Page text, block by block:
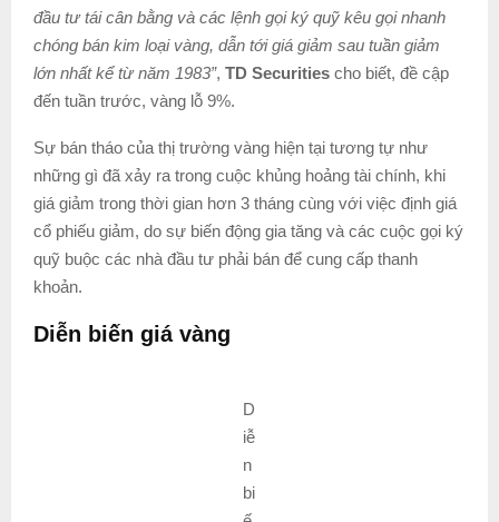
đầu tư tái cân bằng và các lệnh gọi ký quỹ kêu gọi nhanh
chóng bán kim loại vàng, dẫn tới giá giảm sau tuần giảm
lớn nhất kể từ năm 1983”, TD Securities cho biết, đề cập
đến tuần trước, vàng lỗ 9%.
Sự bán tháo của thị trường vàng hiện tại tương tự như
những gì đã xảy ra trong cuộc khủng hoảng tài chính, khi
giá giảm trong thời gian hơn 3 tháng cùng với việc định giá
cổ phiếu giảm, do sự biến động gia tăng và các cuộc gọi ký
quỹ buộc các nhà đầu tư phải bán để cung cấp thanh
khoản.
Diễn biến giá vàng
D
iễ
n
bi